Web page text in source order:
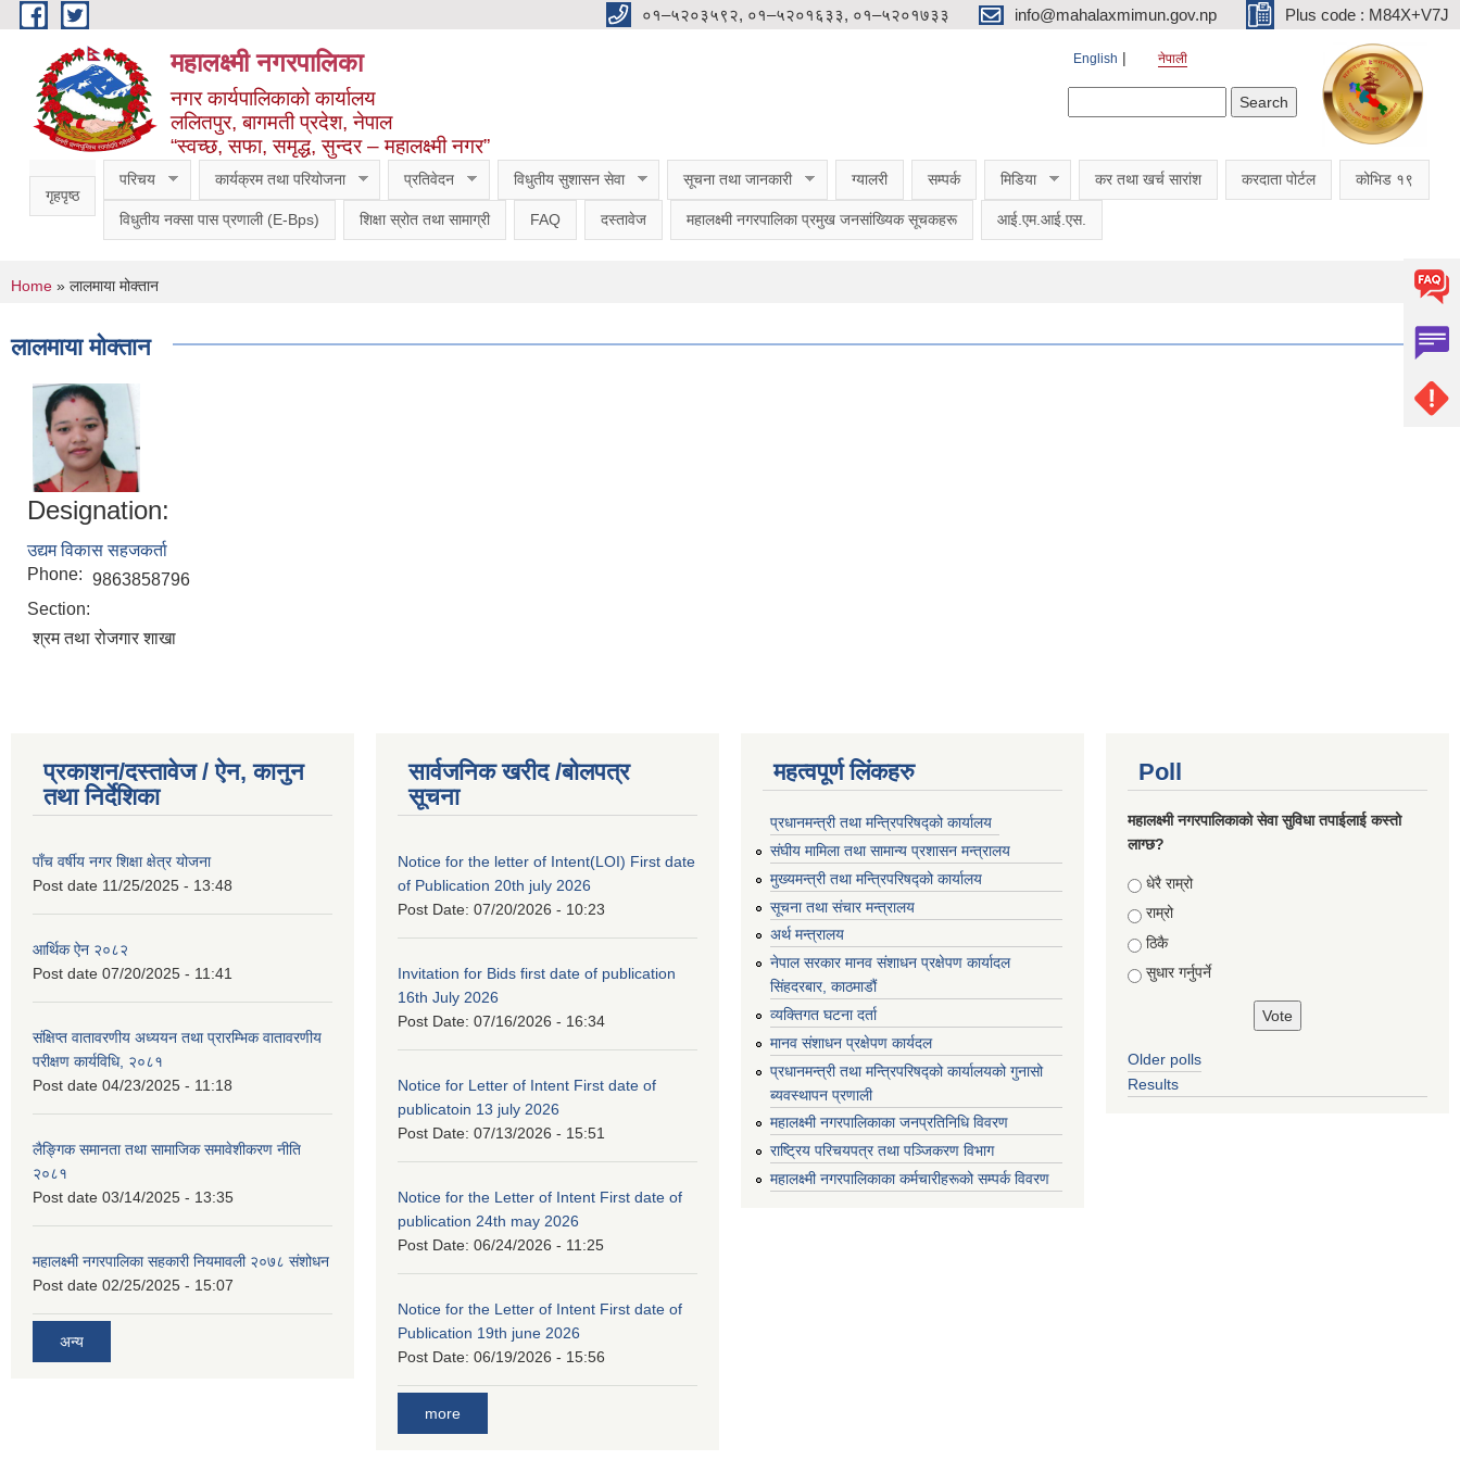
Skip to main content ०१–५२०३५९२, ०१–५२०१६३३, ०१–५२०१७३३ info@mahalaxmimun.gov.np Plus code : M84X+V7J
महालक्ष्मी नगरपालिका
नगर कार्यपालिकाको कार्यालय
ललितपुर, बागमती प्रदेश, नेपाल
“स्वच्छ, सफा, समृद्ध, सुन्दर – महालक्ष्मी नगर”
English नेपाली
गृहपृष्ठ
परिचय कार्यक्रम तथा परियोजना प्रतिवेदन विधुतीय सुशासन सेवा सूचना तथा जानकारी ग्यालरी सम्पर्क मिडिया कर तथा खर्च सारांश करदाता पोर्टल कोभिड १९
विधुतीय नक्सा पास प्रणाली (E-Bps) शिक्षा स्रोत तथा सामाग्री FAQ दस्तावेज महालक्ष्मी नगरपालिका प्रमुख जनसांख्यिक सूचकहरू आई.एम.आई.एस.
You are here
Home » लालमाया मोक्तान
लालमाया मोक्तान
Designation:
उद्यम विकास सहजकर्ता
Phone: 9863858796
Section:
श्रम तथा रोजगार शाखा
प्रकाशन/दस्तावेज / ऐन, कानुन
तथा निर्देशिका
पाँच वर्षीय नगर शिक्षा क्षेत्र योजना
Post date 11/25/2025 - 13:48
आर्थिक ऐन २०८२
Post date 07/20/2025 - 11:41
संक्षिप्त वातावरणीय अध्ययन तथा प्रारम्भिक वातावरणीय
परीक्षण कार्यविधि, २०८१
Post date 04/23/2025 - 11:18
लैङ्गिक समानता तथा सामाजिक समावेशीकरण नीति
२०८१
Post date 03/14/2025 - 13:35
महालक्ष्मी नगरपालिका सहकारी नियमावली २०७८ संशोधन
Post date 02/25/2025 - 15:07
अन्य
सार्वजनिक खरीद /बोलपत्र
सूचना
Notice for the letter of Intent(LOI) First date
of Publication 20th july 2026
Post Date: 07/20/2026 - 10:23
Invitation for Bids first date of publication
16th July 2026
Post Date: 07/16/2026 - 16:34
Notice for Letter of Intent First date of
publicatoin 13 july 2026
Post Date: 07/13/2026 - 15:51
Notice for the Letter of Intent First date of
publication 24th may 2026
Post Date: 06/24/2026 - 11:25
Notice for the Letter of Intent First date of
Publication 19th june 2026
Post Date: 06/19/2026 - 15:56
more
महत्वपूर्ण लिंकहरु
प्रधानमन्त्री तथा मन्त्रिपरिषद्को कार्यालय
संघीय मामिला तथा सामान्य प्रशासन मन्त्रालय
मुख्यमन्त्री तथा मन्त्रिपरिषद्को कार्यालय
सूचना तथा संचार मन्त्रालय
अर्थ मन्त्रालय
नेपाल सरकार मानव संशाधन प्रक्षेपण कार्यादल
सिंहदरबार, काठमाडौं
व्यक्तिगत घटना दर्ता
मानव संशाधन प्रक्षेपण कार्यदल
प्रधानमन्त्री तथा मन्त्रिपरिषद्को कार्यालयको गुनासो
ब्यवस्थापन प्रणाली
महालक्ष्मी नगरपालिकाका जनप्रतिनिधि विवरण
राष्ट्रिय परिचयपत्र तथा पञ्जिकरण विभाग
महालक्ष्मी नगरपालिकाका कर्मचारीहरूको सम्पर्क विवरण
Poll
महालक्ष्मी नगरपालिकाको सेवा सुविधा तपाईलाई कस्तो
लाग्छ?
Choices
धेरै राम्रो
राम्रो
ठिकै
सुधार गर्नुपर्ने
Older polls
Results